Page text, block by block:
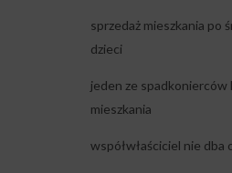
sprzedaż mieszkania po
dzieci
jeden ze spadkonierców
mieszkania
współwłaściciel nie dba